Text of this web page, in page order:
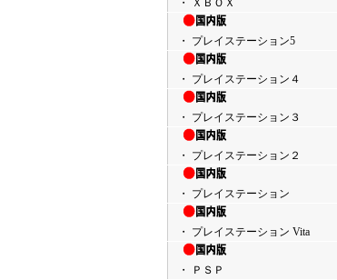
・ ＸＢＯＸ
・ プレイステーション5
・ プレイステーション４
・ プレイステーション３
・ プレイステーション２
・ プレイステーション
・ プレイステーション Vita
・ ＰＳＰ